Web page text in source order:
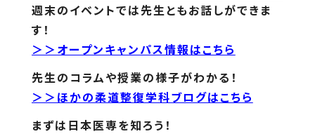
週末のイベントでは先生ともお話しができま
す！
＞＞オープンキャンパス情報はこちら
先生のコラムや授業の様子がわかる！
＞＞ほかの柔道整復学科ブログはこちら
まずは日本医専を知ろう！